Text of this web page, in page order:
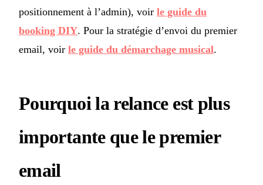
positionnement à l’admin), voir le guide du
booking DIY. Pour la stratégie d’envoi du premier
email, voir le guide du démarchage musical.
Pourquoi la relance est plus
importante que le premier
email